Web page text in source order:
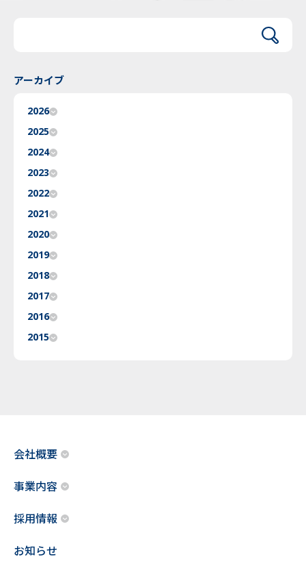
アーカイブ
2026
2025
2024
2023
2022
2021
2020
2019
2018
2017
2016
2015
会社概要
事業内容
採用情報
お知らせ